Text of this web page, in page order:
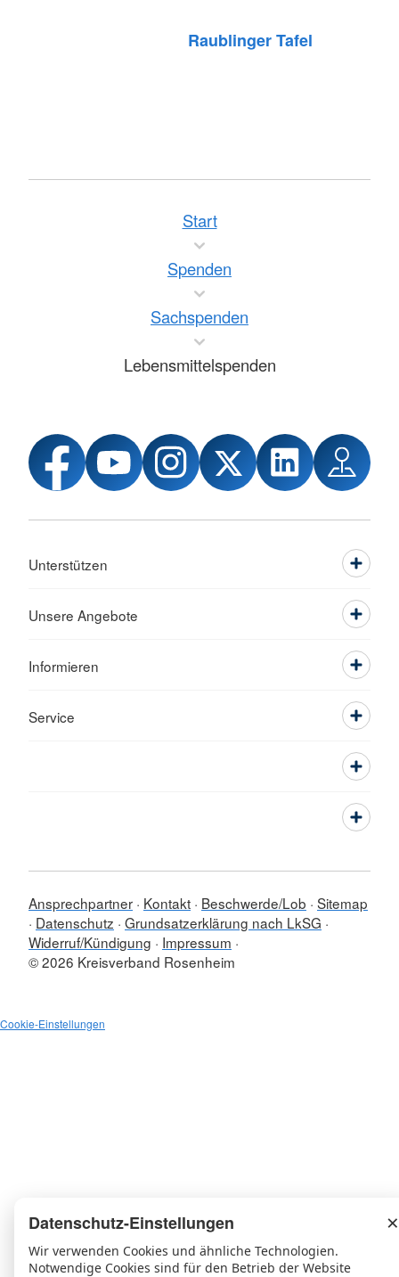
Raublinger Tafel
Start
Spenden
Sachspenden
Lebensmittelspenden
Unterstützen
Unsere Angebote
Informieren
Service
Ansprechpartner Kontakt Beschwerde/Lob Sitemap
Datenschutz Grundsatzerklärung nach LkSG
Widerruf/Kündigung
Impressum
© 2026 Kreisverband Rosenheim
Datenschutz-Einstellungen ×
Wir verwenden Cookies und ähnliche Technologien.
Notwendige Cookies sind für den Betrieb der Website
Cookie-Einstellungen